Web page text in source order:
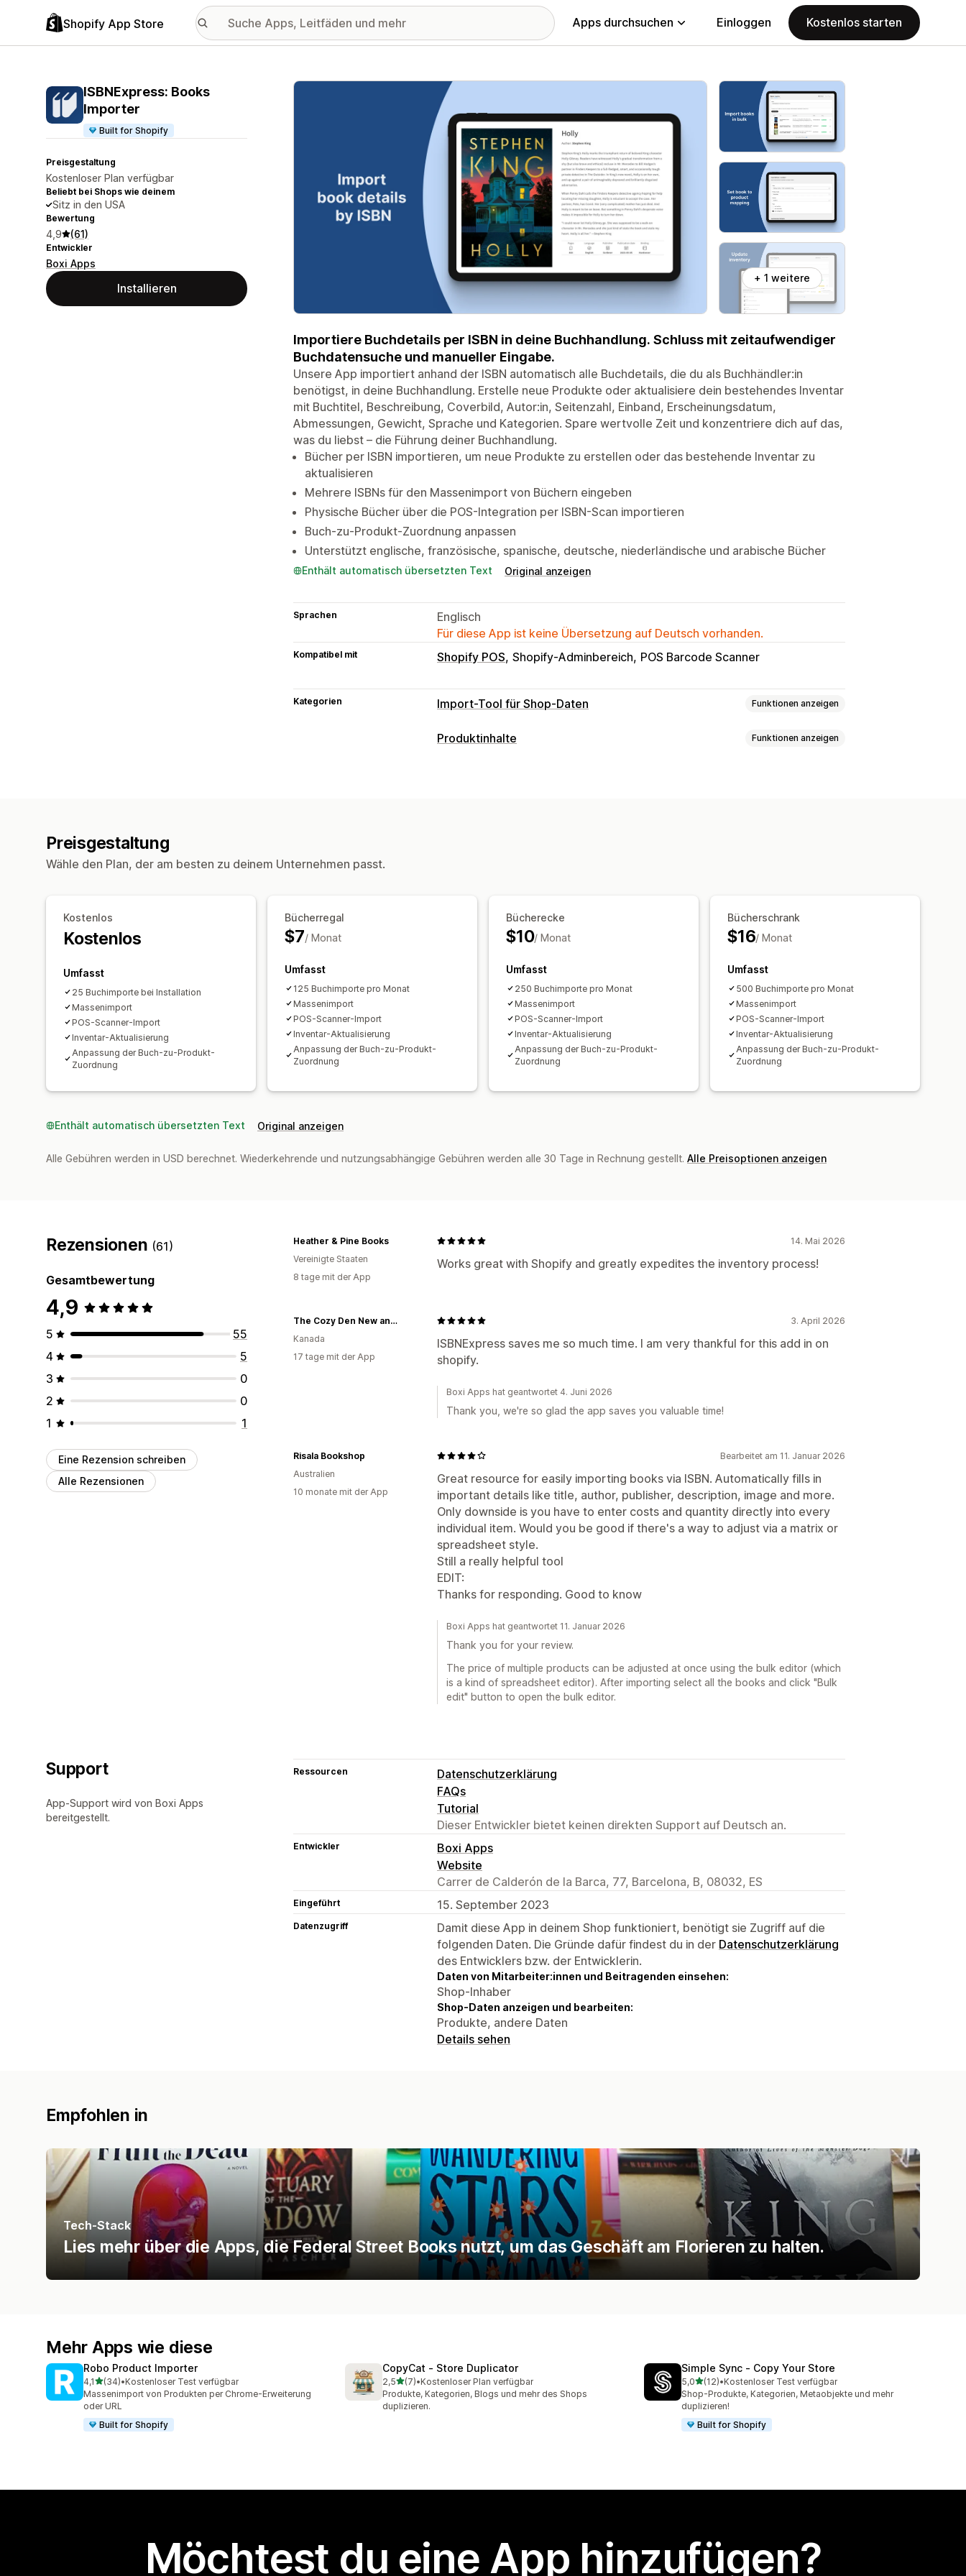
Shopify App Store Apps durchsuchen Einloggen Kostenlos starten
ISBNExpress: Books
Importer
Built for Shopify
Preisgestaltung
Kostenloser Plan verfügbar
Beliebt bei Shops wie deinem
Sitz in den USA
Bewertung
4,9 (61)
Entwickler
Boxi Apps
Installieren
Vorgestellte Bildergalerie
+ 1 weitere
Importiere Buchdetails per ISBN in deine Buchhandlung. Schluss mit zeitaufwendiger
Buchdatensuche und manueller Eingabe.
Unsere App importiert anhand der ISBN automatisch alle Buchdetails, die du als Buchhändler:in
benötigst, in deine Buchhandlung. Erstelle neue Produkte oder aktualisiere dein bestehendes Inventar
mit Buchtitel, Beschreibung, Coverbild, Autor:in, Seitenzahl, Einband, Erscheinungsdatum,
Abmessungen, Gewicht, Sprache und Kategorien. Spare wertvolle Zeit und konzentriere dich auf das,
was du liebst – die Führung deiner Buchhandlung.
Bücher per ISBN importieren, um neue Produkte zu erstellen oder das bestehende Inventar zu
aktualisieren
Mehrere ISBNs für den Massenimport von Büchern eingeben
Physische Bücher über die POS-Integration per ISBN-Scan importieren
Buch-zu-Produkt-Zuordnung anpassen
Unterstützt englische, französische, spanische, deutsche, niederländische und arabische Bücher
Enthält automatisch übersetzten Text Original anzeigen
Sprachen
Englisch
Für diese App ist keine Übersetzung auf Deutsch vorhanden.
Kompatibel mit Shopify POS Shopify-Adminbereich POS Barcode Scanner
Kategorien Import-Tool für Shop-Daten Funktionen anzeigen
Datensynchronisierung
Produktinhalte Funktionen anzeigen
Preisgestaltung
Wähle den Plan, der am besten zu deinem Unternehmen passt.
Kostenlos
Kostenlos
Umfasst
25 Buchimporte bei Installation
Massenimport
POS-Scanner-Import
Inventar-Aktualisierung
Anpassung der Buch-zu-Produkt-
Zuordnung
Bücherregal
$7/ Monat
Umfasst
125 Buchimporte pro Monat
Massenimport
POS-Scanner-Import
Inventar-Aktualisierung
Anpassung der Buch-zu-Produkt-
Zuordnung
Bücherecke
$10/ Monat
Umfasst
250 Buchimporte pro Monat
Massenimport
POS-Scanner-Import
Inventar-Aktualisierung
Anpassung der Buch-zu-Produkt-
Zuordnung
Bücherschrank
$16/ Monat
Umfasst
500 Buchimporte pro Monat
Massenimport
POS-Scanner-Import
Inventar-Aktualisierung
Anpassung der Buch-zu-Produkt-
Zuordnung
Enthält automatisch übersetzten Text Original anzeigen
Alle Gebühren werden in USD berechnet. Wiederkehrende und nutzungsabhängige Gebühren werden alle 30 Tage in Rechnung gestellt. Alle Preisoptionen anzeigen
Rezensionen (61)
Gesamtbewertung
4,9
5
55
4
5
3
0
2
0
1
1
Eine Rezension schreiben
Alle Rezensionen
14. Mai 2026
Works great with Shopify and greatly expedites the inventory process!
Heather & Pine Books
Vereinigte Staaten
8 tage mit der App
3. April 2026
ISBNExpress saves me so much time. I am very thankful for this add in on
shopify.
The Cozy Den New and Second Chance Books
Kanada
17 tage mit der App
Boxi Apps hat geantwortet 4. Juni 2026
Thank you, we're so glad the app saves you valuable time!
Bearbeitet am 11. Januar 2026
Great resource for easily importing books via ISBN. Automatically fills in
important details like title, author, publisher, description, image and more.
Only downside is you have to enter costs and quantity directly into every
individual item. Would you be good if there's a way to adjust via a matrix or
spreadsheet style.
Still a really helpful tool
EDIT:
Thanks for responding. Good to know
Risala Bookshop
Australien
10 monate mit der App
Boxi Apps hat geantwortet 11. Januar 2026
Thank you for your review.
The price of multiple products can be adjusted at once using the bulk editor (which
is a kind of spreadsheet editor). After importing select all the books and click "Bulk
edit" button to open the bulk editor.
Support
App-Support wird von Boxi Apps
bereitgestellt.
Ressourcen
Datenschutzerklärung
FAQs
Tutorial
Dieser Entwickler bietet keinen direkten Support auf Deutsch an.
Entwickler
Boxi Apps
Website
Carrer de Calderón de la Barca, 77, Barcelona, B, 08032, ES
Eingeführt 15. September 2023
Datenzugriff
Damit diese App in deinem Shop funktioniert, benötigt sie Zugriff auf die
folgenden Daten. Die Gründe dafür findest du in der Datenschutzerklärung
des Entwicklers bzw. der Entwicklerin.
Daten von Mitarbeiter:innen und Beitragenden einsehen:
Shop-Inhaber
Shop-Daten anzeigen und bearbeiten:
Produkte, andere Daten
Details sehen
Empfohlen in
Tech-Stack
Lies mehr über die Apps, die Federal Street Books nutzt, um das Geschäft am Florieren zu halten.
Mehr Apps wie diese
Robo Product Importer
4,1von 5 Sternen
(34)
34 Rezensionen insgesamt
•Kostenloser Test verfügbar
Massenimport von Produkten per Chrome-Erweiterung
oder URL
Built for Shopify
CopyCat ‑ Store Duplicator
2,5von 5 Sternen
(7)
7 Rezensionen insgesamt
•Kostenloser Plan verfügbar
Produkte, Kategorien, Blogs und mehr des Shops
duplizieren.
Simple Sync ‑ Copy Your Store
5,0von 5 Sternen
(12)
12 Rezensionen insgesamt
•Kostenloser Test verfügbar
Shop-Produkte, Kategorien, Metaobjekte und mehr
duplizieren!
Built for Shopify
Möchtest du eine App hinzufügen?